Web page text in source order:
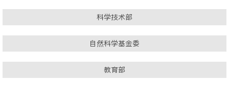
科学技术部
自然科学基金委
教育部